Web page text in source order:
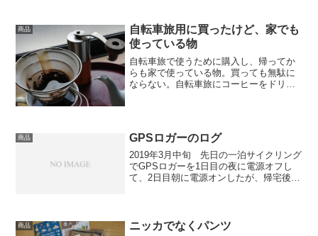
けそうにない。 エ...
商品
自転車旅用に買ったけど、家でも
使っている物
自転車旅で使うために購入し、帰ってか
らも家で使っている物。買っても無駄に
ならない。自転車旅にコーヒーをドリッ
商品 GPSロガーのログ
2019年3月中旬 先日の一泊サイクリング
でGPSロガーを1日目の夜に電源オフし
て、2日目朝に電源オンしたが、帰宅後、
／オフのボタン...
商品 ニッカでなくパンツ